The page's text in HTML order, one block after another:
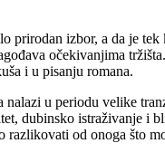
prirodan izbor, a da je tek
očekivanjima
i u pisanju romana.
u periodu velike
dubinsko istraživanje i
razlikovati od onoga što